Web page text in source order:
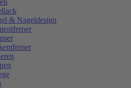
& Nageldesign